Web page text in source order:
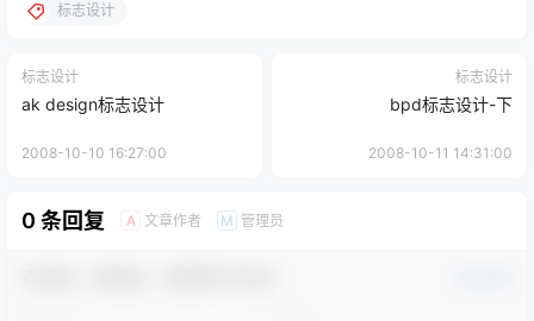
标志设计
标志设计
ak design标志设计
2008-10-10 16:27:00
标志设计
bpd标志设计-下
2008-10-11 14:31:00
0 条回复 A 文章作者 M 管理员